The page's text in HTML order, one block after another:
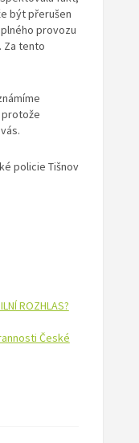
být přerušen
provozu
Za tento
policie Tišnov
ROZHLAS?
České